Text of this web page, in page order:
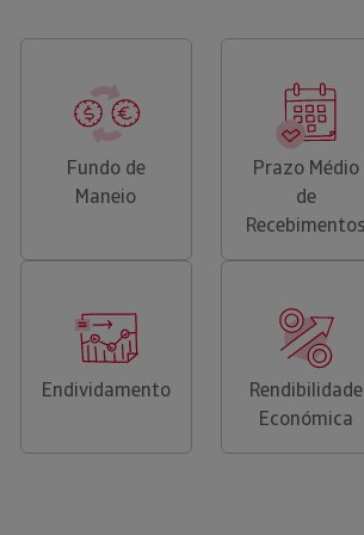
Fundo de
Maneio
Prazo Médio
de
Recebimentos
Endividamento
Rendibilidade
Económica